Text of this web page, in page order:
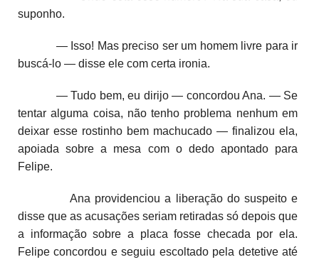
suponho.
— Isso! Mas preciso ser um homem livre para ir
buscá-lo ­— disse ele com certa ironia.
— Tudo bem, eu dirijo — concordou Ana. — Se
tentar alguma coisa, não tenho problema nenhum em
deixar esse rostinho bem machucado — finalizou ela,
apoiada sobre a mesa com o dedo apontado para
Felipe.
Ana providenciou a liberação do suspeito e
disse que as acusações seriam retiradas só depois que
a informação sobre a placa fosse checada por ela.
Felipe concordou e seguiu escoltado pela detetive até